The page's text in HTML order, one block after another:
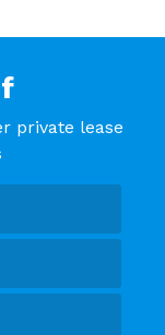
private lease